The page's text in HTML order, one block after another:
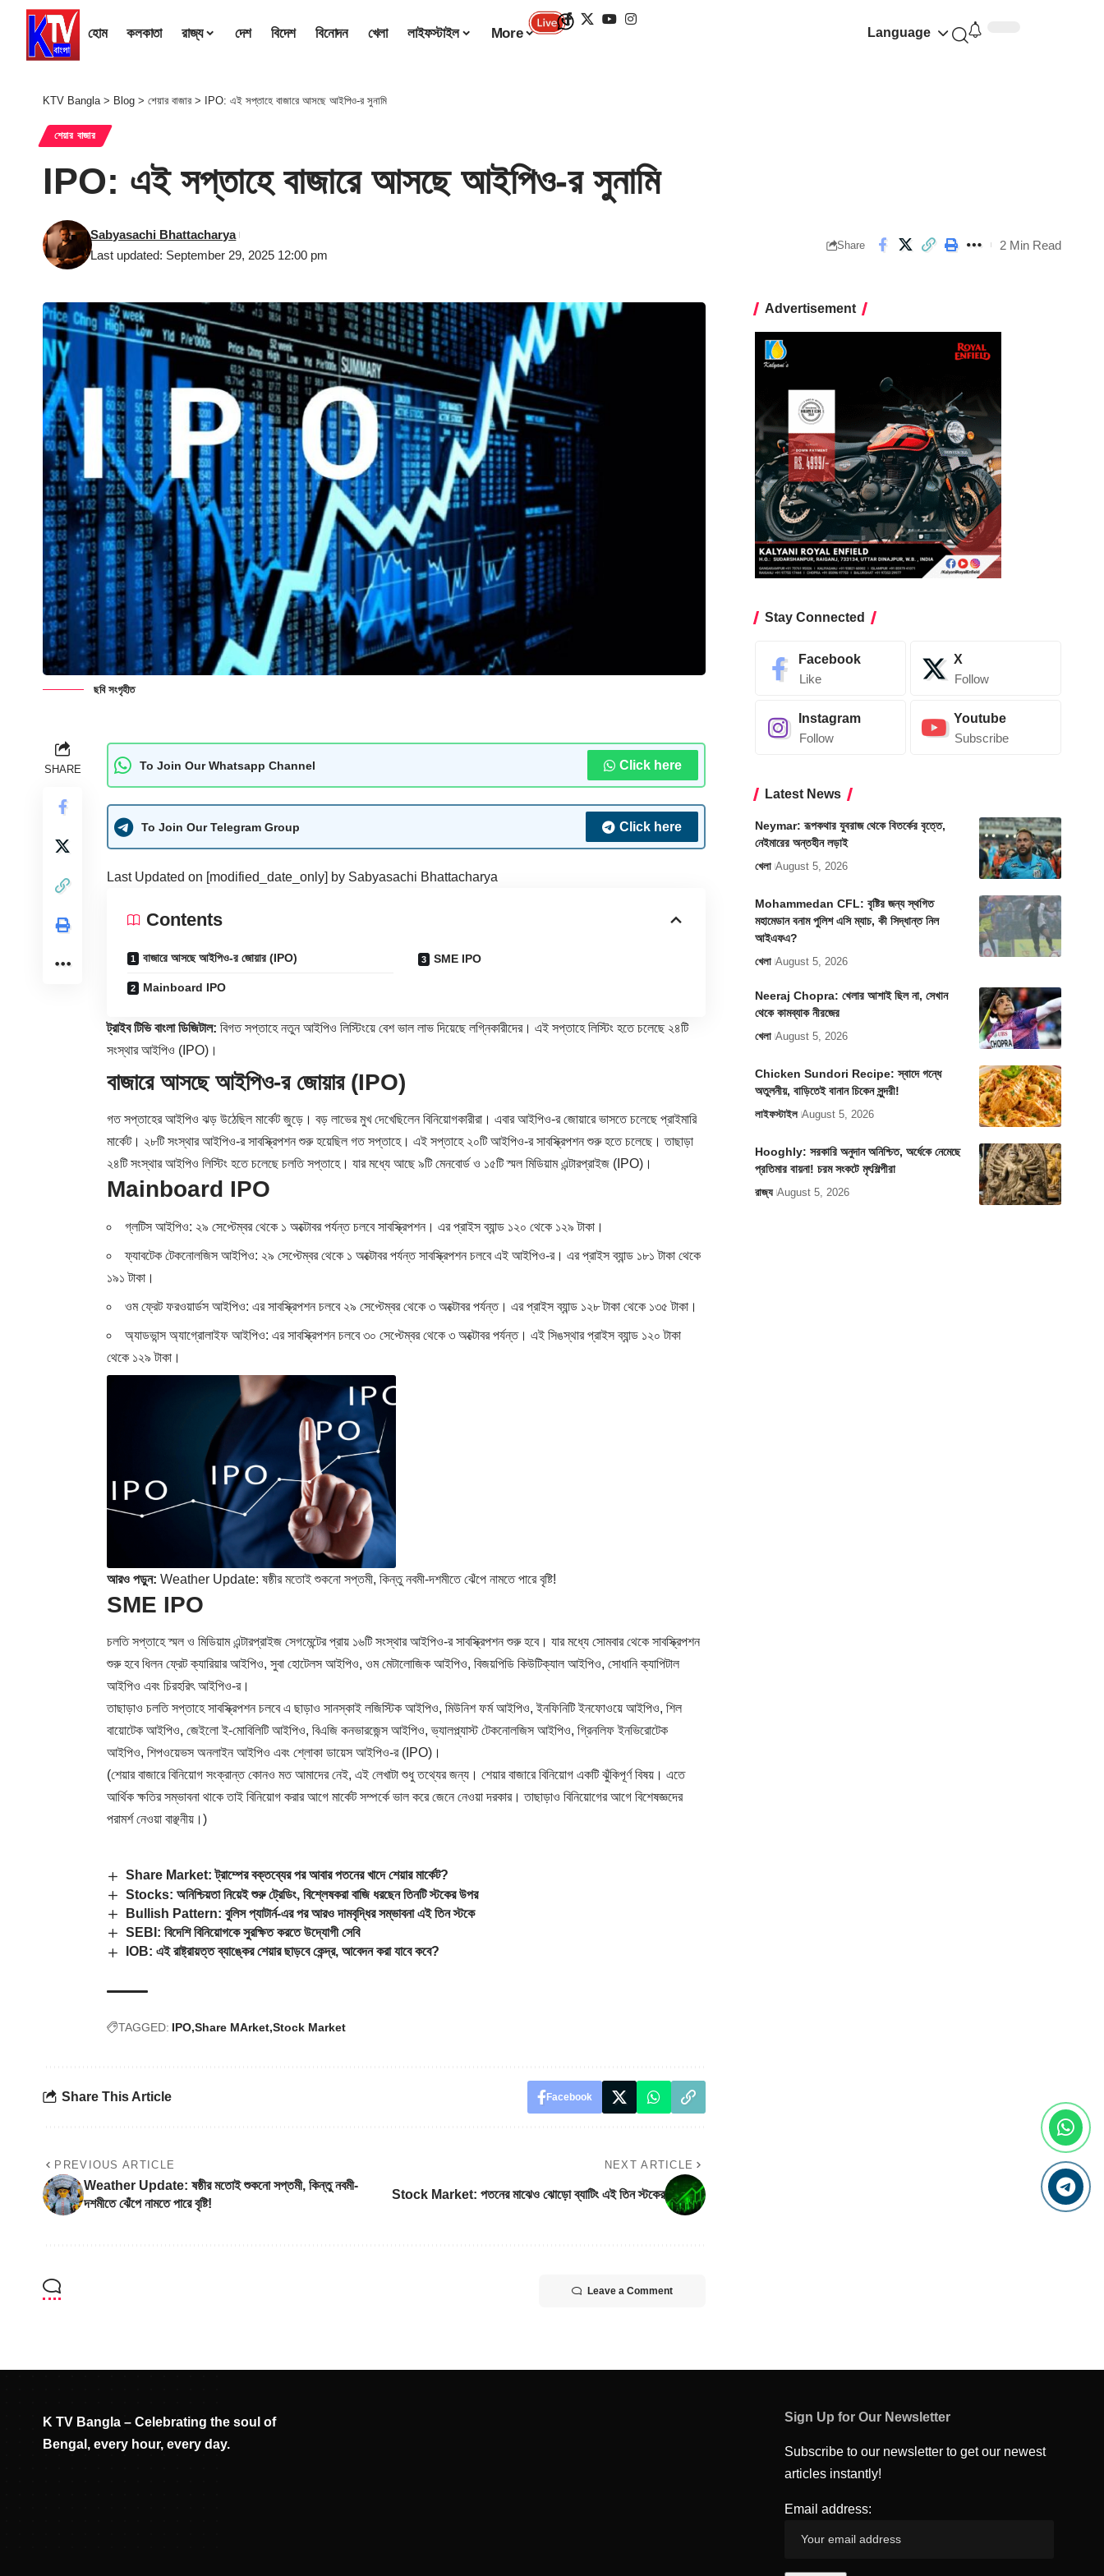
হোম কলকাতা রাজ্য দেশ বিদেশ বিনোদন খেলা লাইফস্টাইল More Language
KTV Bangla> Blog > শেয়ার বাজার > IPO: এই সপ্তাহে বাজারে আসছে আইপিও-র সুনামি
শেয়ার বাজার
IPO: এই সপ্তাহে বাজারে আসছে আইপিও-র সুনামি
Last updated: September 29, 2025 12:00 pm
Sabyasachi Bhattacharya
Share 2 Min Read
ছবি সংগৃহীত
SHARE To Join Our Whatsapp Channel Click here
To Join Our Telegram Group Click here
Last Updated on [modified_date_only] by Sabyasachi Bhattacharya
Contents
বাজারে আসছে আইপিও-র জোয়ার (IPO)
Mainboard IPO
SME IPO
ট্রাইব টিভি বাংলা ডিজিটাল: বিগত সপ্তাহে নতুন আইপিও লিস্টিংয়ে বেশ ভাল লাভ দিয়েছে লগ্নিকারীদের। এই সপ্তাহে লিস্টিং হতে চলেছে ২৪টি
সংস্থার আইপিও (IPO)।
বাজারে আসছে আইপিও-র জোয়ার (IPO)
গত সপ্তাহের আইপিও ঝড় উঠেছিল মার্কেট জুড়ে। বড় লাভের মুখ দেখেছিলেন বিনিয়োগকারীরা। এবার আইপিও-র জোয়ারে ভাসতে চলেছে প্রাইমারি
মার্কেট। ২৮টি সংস্থার আইপিও-র সাবস্ক্রিপশন শুরু হয়েছিল গত সপ্তাহে। এই সপ্তাহে ২০টি আইপিও-র সাবস্ক্রিপশন শুরু হতে চলেছে। তাছাড়া
২৪টি সংস্থার আইপিও লিস্টিং হতে চলেছে চলতি সপ্তাহে। যার মধ্যে আছে ৯টি মেনবোর্ড ও ১৫টি স্মল মিডিয়াম এন্টারপ্রাইজ (IPO)।
Mainboard IPO
গ্লটিস আইপিও: ২৯ সেপ্টেম্বর থেকে ১ অক্টোবর পর্যন্ত চলবে সাবস্ক্রিপশন। এর প্রাইস ব্যান্ড ১২০ থেকে ১২৯ টাকা।
ফ্যাবটেক টেকনোলজিস আইপিও: ২৯ সেপ্টেম্বর থেকে ১ অক্টোবর পর্যন্ত সাবস্ক্রিপশন চলবে এই আইপিও-র। এর প্রাইস ব্যান্ড ১৮১ টাকা থেকে
১৯১ টাকা।
ওম ফ্রেট ফরওয়ার্ডস আইপিও: এর সাবস্ক্রিপশন চলবে ২৯ সেপ্টেম্বর থেকে ৩ অক্টোবর পর্যন্ত। এর প্রাইস ব্যান্ড ১২৮ টাকা থেকে ১৩৫ টাকা।
অ্যাডভান্স অ্যাগ্রোলাইফ আইপিও: এর সাবস্ক্রিপশন চলবে ৩০ সেপ্টেম্বর থেকে ৩ অক্টোবর পর্যন্ত। এই সিঙস্থার প্রাইস ব্যান্ড ১২০ টাকা
থেকে ১২৯ টাকা।
আরও পড়ুন: Weather Update: ষষ্ঠীর মতোই শুকনো সপ্তমী, কিন্তু নবমী-দশমীতে ঝেঁপে নামতে পারে বৃষ্টি!
SME IPO
চলতি সপ্তাহে স্মল ও মিডিয়াম এন্টারপ্রাইজ সেগমেন্টের প্রায় ১৬টি সংস্থার আইপিও-র সাবস্ক্রিপশন শুরু হবে। যার মধ্যে সোমবার থেকে সাবস্ক্রিপশন
শুরু হবে ধিলন ফ্রেট ক্যারিয়ার আইপিও, সুবা হোটেলস আইপিও, ওম মেটালোজিক আইপিও, বিজয়পিডি কিউটিক্যাল আইপিও, সোধানি ক্যাপিটাল
আইপিও এবং চিরহরিৎ আইপিও-র।
তাছাড়াও চলতি সপ্তাহে সাবস্ক্রিপশন চলবে এ ছাড়াও সানস্কাই লজিস্টিক আইপিও, মিউনিশ ফর্ম আইপিও, ইনফিনিটি ইনফোওয়ে আইপিও, শিল
বায়োটেক আইপিও, জেইলো ই-মোবিলিটি আইপিও, বিএজি কনভারজেন্স আইপিও, ভ্যালপ্ল্যাস্ট টেকনোলজিস আইপিও, গ্রিনলিফ ইনভিরোটেক
আইপিও, শিপওয়েভস অনলাইন আইপিও এবং শ্লোকা ডায়েস আইপিও-র ( IPO)।
(শেয়ার বাজারে বিনিয়োগ সংক্রান্ত কোনও মত আমাদের নেই, এই লেখাটা শুধু তথ্যের জন্য। শেয়ার বাজারে বিনিয়োগ একটি ঝুঁকিপূর্ণ বিষয়। এতে
আর্থিক ক্ষতির সম্ভাবনা থাকে তাই বিনিয়োগ করার আগে মার্কেট সম্পর্কে ভাল করে জেনে নেওয়া দরকার। তাছাড়াও বিনিয়োগের আগে বিশেষজ্ঞদের
পরামর্শ নেওয়া বাঞ্ছনীয়।)
Share Market: ট্রাম্পের বক্তব্যের পর আবার পতনের খাদে শেয়ার মার্কেট?
Stocks: অনিশ্চিয়তা নিয়েই শুরু ট্রেডিং, বিশ্লেষকরা বাজি ধরছেন তিনটি স্টকের উপর
Bullish Pattern: বুলিস প্যাটার্ন-এর পর আরও দামবৃদ্ধির সম্ভাবনা এই তিন স্টকে
SEBI: বিদেশি বিনিয়োগকে সুরক্ষিত করতে উদ্যোগী সেবি
IOB: এই রাষ্ট্রায়ত্ত ব্যাঙ্কের শেয়ার ছাড়বে কেন্দ্র, আবেদন করা যাবে কবে?
TAGGED: IPO Share MArket Stock Market
Share This Article Facebook
PREVIOUS ARTICLE
Weather Update: ষষ্ঠীর মতোই শুকনো সপ্তমী, কিন্তু নবমী-
দশমীতে ঝেঁপে নামতে পারে বৃষ্টি!
NEXT ARTICLE
Stock Market: পতনের মাঝেও ঝোড়ো ব্যাটিং এই তিন স্টকের
Leave a Comment
Advertisement
Stay Connected
Facebook
Like
X
Follow
Instagram
Follow
Youtube
Subscribe
Latest News
Neymar: রূপকথার যুবরাজ থেকে বিতর্কের বৃত্তে,
নেইমারের অন্তহীন লড়াই
খেলা August 5, 2026
Mohammedan CFL: বৃষ্টির জন্য স্থগিত
মহামেডান বনাম পুলিশ এসি ম্যাচ, কী সিদ্ধান্ত নিল
আইএফএ?
খেলা August 5, 2026
Neeraj Chopra: খেলার আশাই ছিল না, সেখান
থেকে কামব্যাক নীরজের
খেলা August 5, 2026
Chicken Sundori Recipe: স্বাদে গন্ধে
অতুলনীয়, বাড়িতেই বানান চিকেন সুন্দরী!
লাইফস্টাইল August 5, 2026
Hooghly: সরকারি অনুদান অনিশ্চিত, অর্ধেকে নেমেছে
প্রতিমার বায়না! চরম সংকটে মৃৎশিল্পীরা
রাজ্য August 5, 2026
K TV Bangla – Celebrating the soul of
Bengal, every hour, every day.
Sign Up for Our Newsletter
Subscribe to our newsletter to get our newest
articles instantly!
Email address: